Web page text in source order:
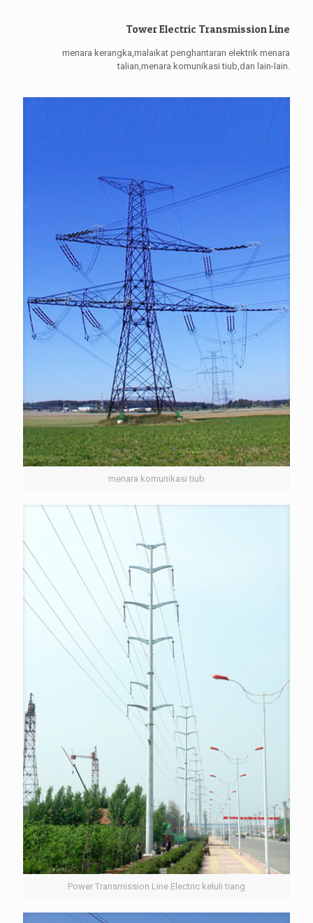
Tower Electric Transmission Line
menara kerangka,malaikat penghantaran elektrik menara
talian,menara komunikasi tiub,dan lain-lain.
menara komunikasi tiub
Power Transmission Line Electric keluli tiang